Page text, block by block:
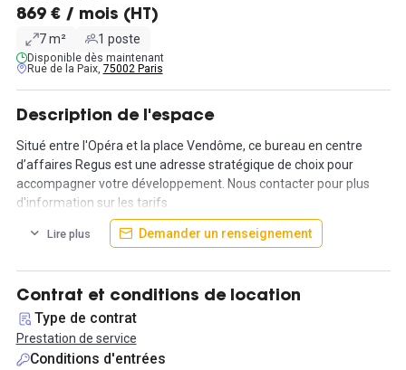
869 € / mois (HT)
7 m² 1 poste
Disponible dès maintenant
Rue de la Paix, 75002 Paris
Description de l'espace
Situé entre l'Opéra et la place Vendôme, ce bureau en centre
d’affaires Regus est une adresse stratégique de choix pour
accompagner votre développement. Nous contacter pour plus
d'information sur les tarifs
Lire plus Demander un renseignement
Contrat et conditions de location
Type de contrat
Prestation de service
Conditions d'entrées